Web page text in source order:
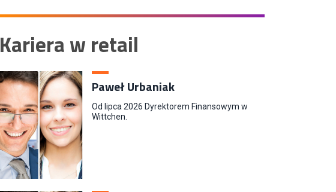
Kariera w retail
Paweł Urbaniak
Od lipca 2026 Dyrektorem Finansowym w
Wittchen.